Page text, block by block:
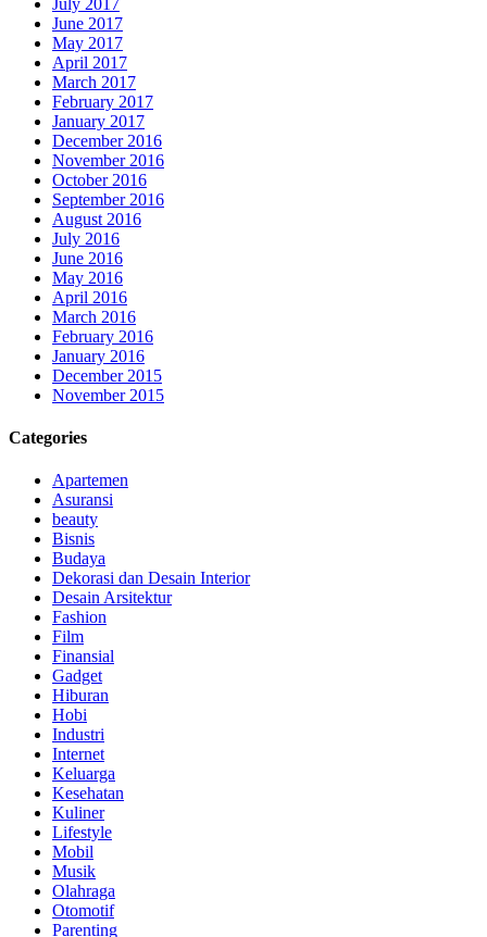
July 2017
June 2017
May 2017
April 2017
March 2017
February 2017
January 2017
December 2016
November 2016
October 2016
September 2016
August 2016
July 2016
June 2016
May 2016
April 2016
March 2016
February 2016
January 2016
December 2015
November 2015
Categories
Apartemen
Asuransi
beauty
Bisnis
Budaya
Dekorasi dan Desain Interior
Desain Arsitektur
Fashion
Film
Finansial
Gadget
Hiburan
Hobi
Industri
Internet
Keluarga
Kesehatan
Kuliner
Lifestyle
Mobil
Musik
Olahraga
Otomotif
Parenting